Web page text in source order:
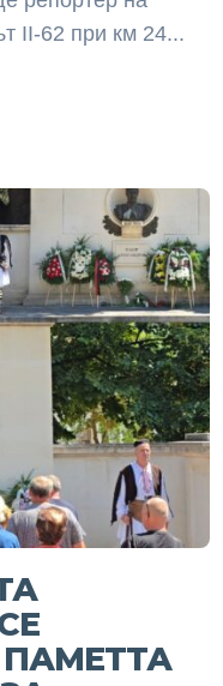
II-62 при км 24...